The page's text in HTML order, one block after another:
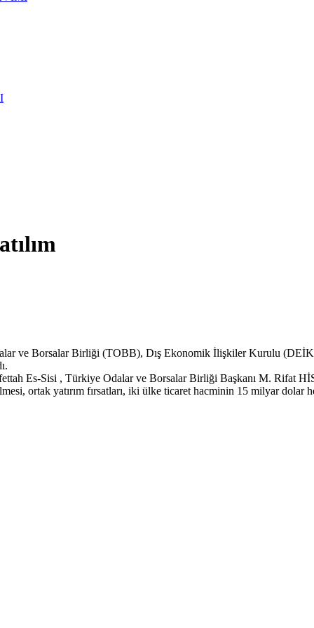
ve Borsalar Birliği (TOBB), Dış Ekonomik İlişkiler Kurulu
Es-Sisi , Türkiye Odalar ve Borsalar Birliği Başkanı M. Rifat
ortak yatırım fırsatları, iki ülke ticaret hacminin 15 milyar dolar